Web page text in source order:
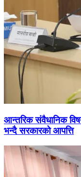
आन्तरिक संवैधानिक
भन्दै सरकारको आपत्ति